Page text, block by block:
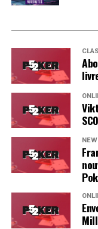
Soleau à gauche, sorti